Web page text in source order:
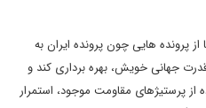
پرونده هایی چون پرونده ایران به
قدرت جهانی خویش، بهره برداری کند و
از پرستیژهای مقاومت موجود، استمرار